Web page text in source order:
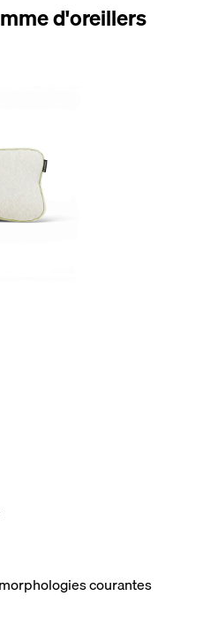
d'oreillers
courantes